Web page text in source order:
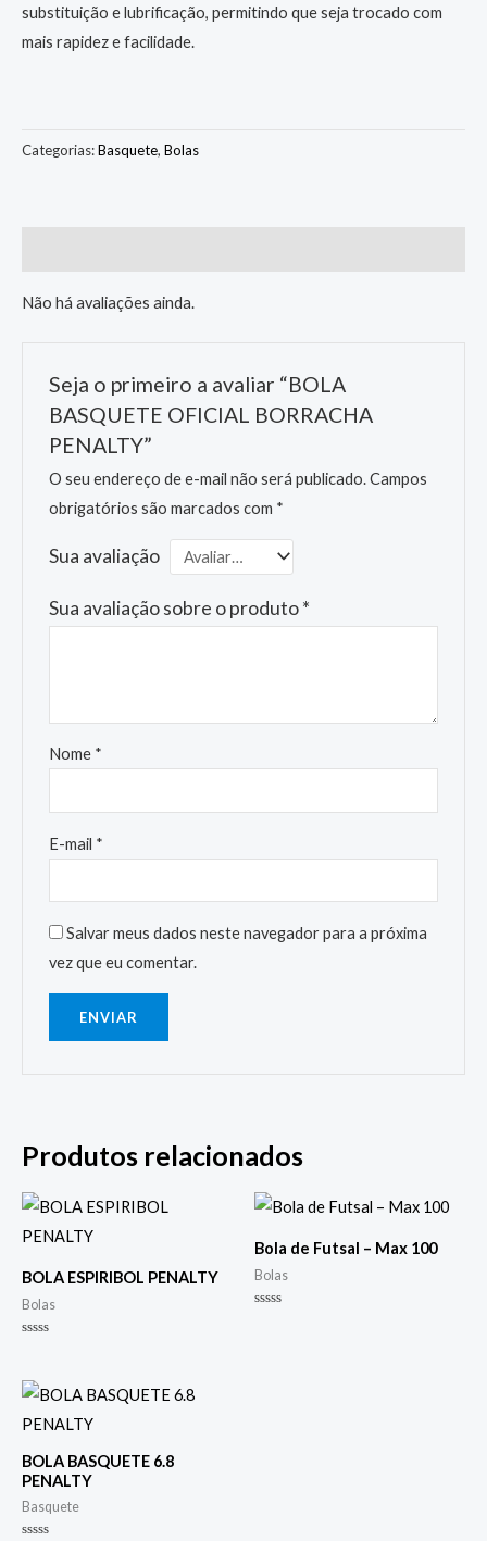
substituição e lubrificação, permitindo que seja trocado com
mais rapidez e facilidade.
Categorias:Basquete, Bolas
Não há avaliações ainda.
Seja o primeiro a avaliar “BOLA
BASQUETE OFICIAL BORRACHA
PENALTY”
O seu endereço de e-mail não será publicado.Campos
obrigatórios são marcados com *
Sua avaliação
Sua avaliação sobre o produto*
Nome *
E-mail *
Salvar meus dados neste navegador para a próxima
vez que eu comentar.
Produtos relacionados
BOLA ESPIRIBOL PENALTY
Bolas
5
Bola de Futsal – Max 100
Bolas
BOLA BASQUETE 6.8
PENALTY
Basquete